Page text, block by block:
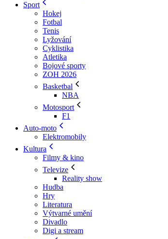
Sport
Hokej
Fotbal
Tenis
Lyžování
Cyklistika
Atletika
Bojové sporty
ZOH 2026
Basketbal
NBA
Motosport
F1
Auto-moto
Elektromobily
Kultura
Filmy & kino
Televize
Reality show
Hudba
Hry
Literatura
Výtvarné umění
Divadlo
Digi a stream